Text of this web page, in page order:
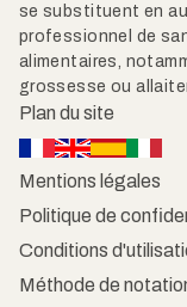
se substituent en
professionnel de
alimentaires,
grossesse ou
Plan du site
Mentions légales
Politique de
Conditions
Méthode de